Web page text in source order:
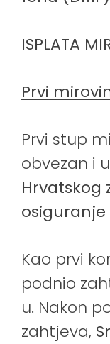
ISPLATA
Prvi
Prvi stup
obvezan i
Hrvatskog
osiguranje
Kao prvi
podnio
u. Nakon
zahtjeva,